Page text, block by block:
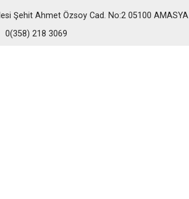
Şehit Ahmet Özsoy Cad. No:2 05100 AMASYA
0(358) 218 3069